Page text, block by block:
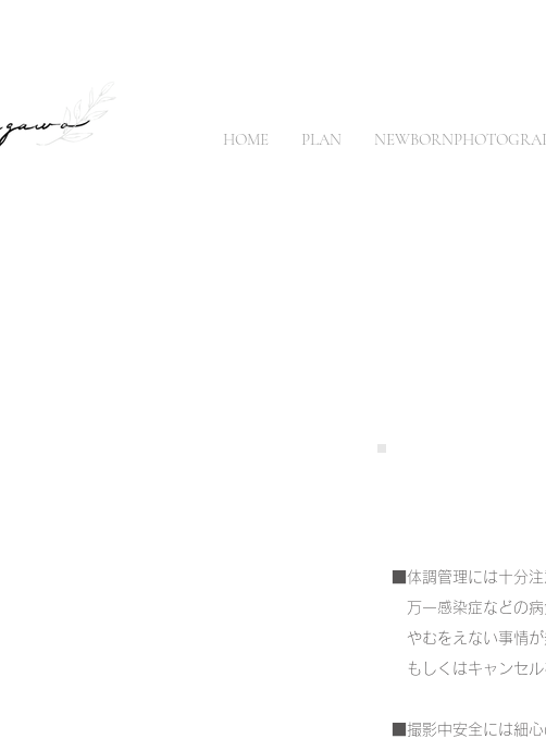
HOME PLAN
■体調管理には十分
万一感染症などの病
やむをえない事情が
もしくはキャンセル
■撮影中安全には細